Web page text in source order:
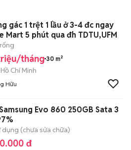
gác 1 trệt 1 lầu ở 3-4 đc ngay
Mart 5 phút qua đh TDTU,UFM
tháng 30 m²
Chí Minh
Hữu
Evo 860 250GB Sata 3
dụng (chưa sửa chữa)
đ